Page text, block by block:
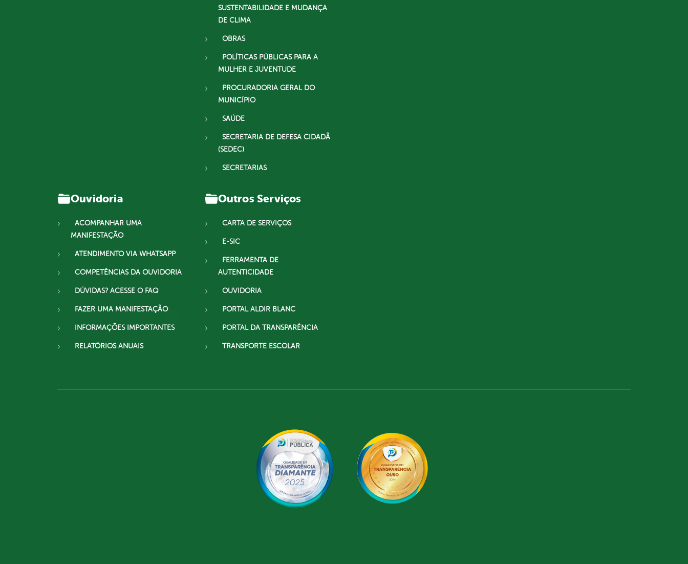
SUSTENTABILIDADE E MUDANÇA
DE CLIMA
OBRAS
POLÍTICAS PÚBLICAS PARA A
MULHER E JUVENTUDE
PROCURADORIA GERAL DO
MUNICÍPIO
SAÚDE
SECRETARIA DE DEFESA CIDADÃ
(SEDEC)
SECRETARIAS
Ouvidoria
ACOMPANHAR UMA
MANIFESTAÇÃO
ATENDIMENTO VIA WHATSAPP
COMPETÊNCIAS DA OUVIDORIA
DÚVIDAS? ACESSE O FAQ
FAZER UMA MANIFESTAÇÃO
INFORMAÇÕES IMPORTANTES
RELATÓRIOS ANUAIS
Outros Serviços
CARTA DE SERVIÇOS
E-SIC
FERRAMENTA DE
AUTENTICIDADE
OUVIDORIA
PORTAL ALDIR BLANC
PORTAL DA TRANSPARÊNCIA
TRANSPORTE ESCOLAR